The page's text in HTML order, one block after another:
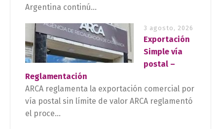
Argentina continú...
3 agosto, 2026
Exportación
Simple vía
postal –
Reglamentación
ARCA reglamenta la exportación comercial por
vía postal sin límite de valor ARCA reglamentó
el proce...